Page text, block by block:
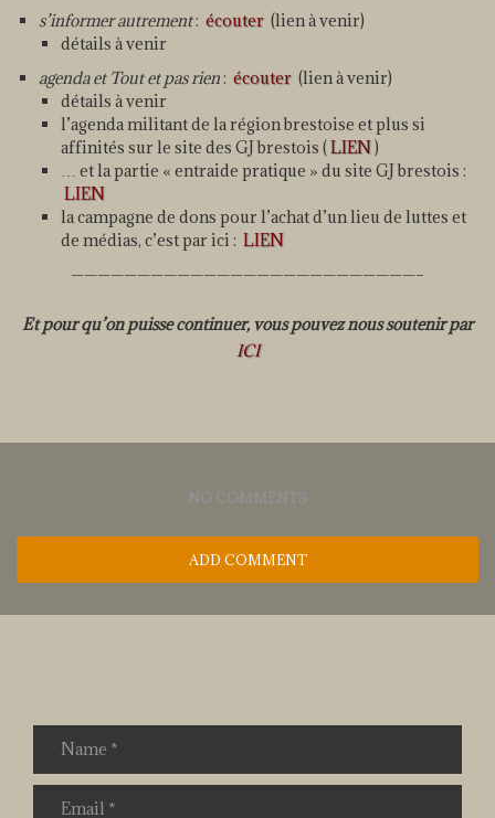
s’informer autrement: écouter (lien à venir)
détails à venir
agenda et Tout et pas rien: écouter (lien à venir)
détails à venir
l’agenda militant de la région brestoise et plus si
affinités sur le site des GJ brestois ( LIEN)
… et la partie « entraide pratique » du site GJ brestois :
LIEN
la campagne de dons pour l’achat d’un lieu de luttes et
de médias, c’est par ici : LIEN
——————————————————————————–
Et pour qu’on puisse continuer, vous pouvez nous soutenir par
ICI
NO COMMENTS
ADD COMMENT